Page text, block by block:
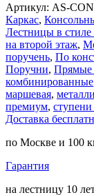
Артикул: AS-
Каркас,
Лестницы в стиле
на второй этаж,
поручень, По
Поручни, Прямые
комбинированные
маршевая,
премиум, ступени
Доставка
по Москве и 100
Гарантия
на лестницу 10